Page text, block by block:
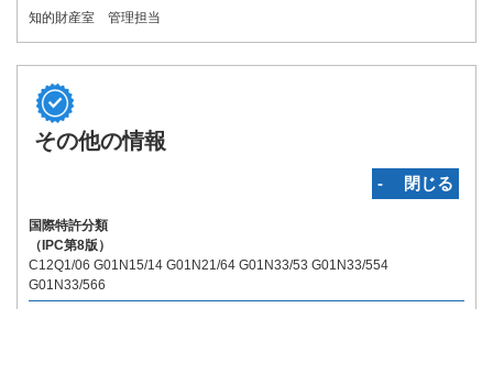
知的財産室 管理担当
その他の情報
‐ 閉じる
国際特許分類
（IPC第8版）
C12Q1/06 G01N15/14 G01N21/64 G01N33/53 G01N33/554
G01N33/566